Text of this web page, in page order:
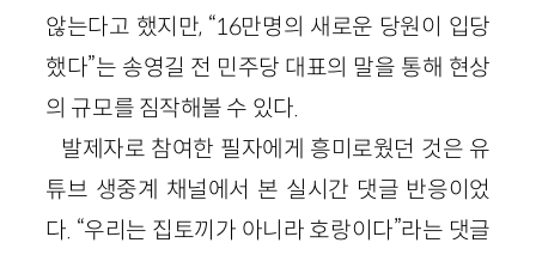
않는다고 했지만, “16만명의 새로운 당원이 입당
했다”는 송영길 전 민주당 대표의 말을 통해 현상
의 규모를 짐작해볼 수 있다.
발제자로 참여한 필자에게 흥미로웠던 것은 유
튜브 생중계 채널에서 본 실시간 댓글 반응이었
다. “우리는 집토끼가 아니라 호랑이다”라는 댓글